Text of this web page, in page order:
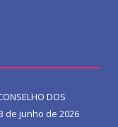
DOS
de junho de 2026